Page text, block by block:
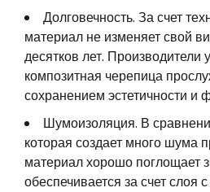
Долговечность. За счет
материал не изменяет свой
десятков лет. Производители
композитная черепица
сохранением эстетичности и
Шумоизоляция. В
которая создает много шума
материал хорошо поглощает
обеспечивается за счет слоя